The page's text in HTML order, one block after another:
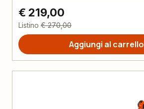
€ 219,00
Listino € 270,00
Aggiungi al carrello